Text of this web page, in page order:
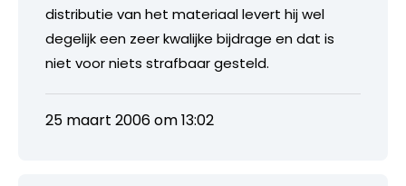
distributie van het materiaal levert hij wel
degelijk een zeer kwalijke bijdrage en dat is
niet voor niets strafbaar gesteld.
25 maart 2006 om 13:02